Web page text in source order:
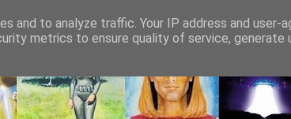
and to analyze traffic. Your IP address and user-
metrics to ensure quality of service, generate